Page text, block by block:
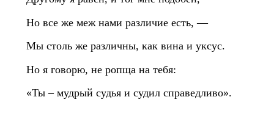
Но все же меж нами различие есть, —
Мы столь же различны, как вина и уксус.
Но я говорю, не ропща на тебя:
«Ты – мудрый судья и судил справедливо».